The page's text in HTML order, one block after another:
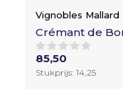
Vignobles Mallard
Crémant de
85,50
Stukprijs: 14,25